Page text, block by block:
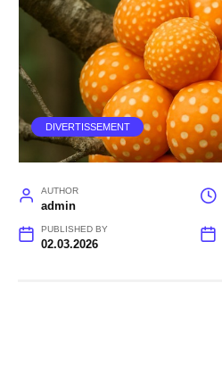
DIVERTISSEMENT
AUTHOR
admin
PUBLISHED BY
02.03.2026